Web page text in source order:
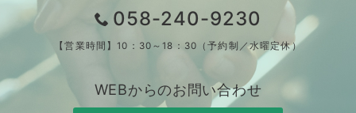
058-240-9230
【営業時間】10：30～18：30（予約制／水曜定休）
WEBからのお問い合わせ